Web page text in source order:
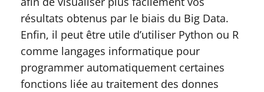
résultats obtenus par le biais du Big Data.
Enfin, il peut être utile d’utiliser Python ou R
comme langages informatique pour
programmer automatiquement certaines
fonctions liée au traitement des donnes